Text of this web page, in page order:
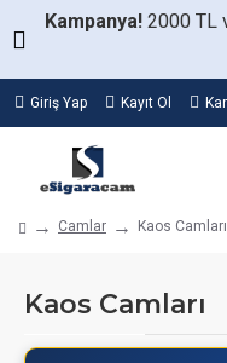
Kampanya! 2000 TL
Giriş Yap Kayıt Ol
Camlar Kaos Camları
Kaos Camları